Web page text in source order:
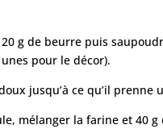
g de beurre puis
pour le décor).
jusqu’à ce qu’il prenne
mélanger la farine et 40